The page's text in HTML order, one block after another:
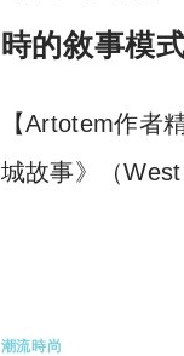
時的敘事模
【Artotem作者
城故事》（
潮流時尚